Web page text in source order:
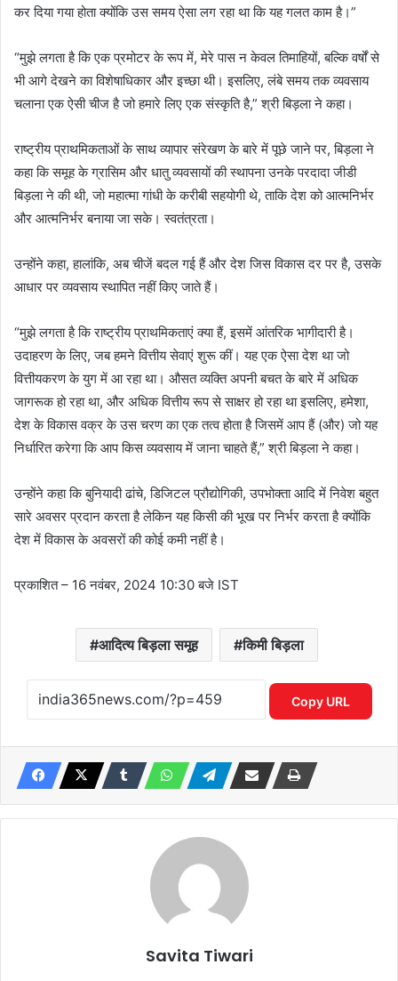
कर दिया गया होता क्योंकि उस समय ऐसा लग रहा था कि यह गलत काम है।”
“मुझे लगता है कि एक प्रमोटर के रूप में, मेरे पास न केवल तिमाहियों, बल्कि वर्षों से
भी आगे देखने का विशेषाधिकार और इच्छा थी। इसलिए, लंबे समय तक व्यवसाय
चलाना एक ऐसी चीज है जो हमारे लिए एक संस्कृति है,” श्री बिड़ला ने कहा।
राष्ट्रीय प्राथमिकताओं के साथ व्यापार संरेखण के बारे में पूछे जाने पर, बिड़ला ने
कहा कि समूह के ग्रासिम और धातु व्यवसायों की स्थापना उनके परदादा जीडी
बिड़ला ने की थी, जो महात्मा गांधी के करीबी सहयोगी थे, ताकि देश को आत्मनिर्भर
और आत्मनिर्भर बनाया जा सके। स्वतंत्रता।
उन्होंने कहा, हालांकि, अब चीजें बदल गई हैं और देश जिस विकास दर पर है, उसके
आधार पर व्यवसाय स्थापित नहीं किए जाते हैं।
“मुझे लगता है कि राष्ट्रीय प्राथमिकताएं क्या हैं, इसमें आंतरिक भागीदारी है।
उदाहरण के लिए, जब हमने वित्तीय सेवाएं शुरू कीं। यह एक ऐसा देश था जो
वित्तीयकरण के युग में आ रहा था। औसत व्यक्ति अपनी बचत के बारे में अधिक
जागरूक हो रहा था, और अधिक वित्तीय रूप से साक्षर हो रहा था इसलिए, हमेशा,
देश के विकास वक्र के उस चरण का एक तत्व होता है जिसमें आप हैं (और) जो यह
निर्धारित करेगा कि आप किस व्यवसाय में जाना चाहते हैं,” श्री बिड़ला ने कहा।
उन्होंने कहा कि बुनियादी ढांचे, डिजिटल प्रौद्योगिकी, उपभोक्ता आदि में निवेश बहुत
सारे अवसर प्रदान करता है लेकिन यह किसी की भूख पर निर्भर करता है क्योंकि
देश में विकास के अवसरों की कोई कमी नहीं है।
प्रकाशित– 16 नवंबर, 2024 10:30 बजे IST
आदित्य बिड़ला समूह किमी बिड़ला
Copy URL
Savita Tiwari